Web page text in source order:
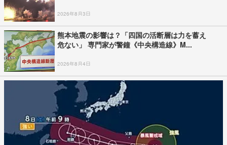
2026年8月3日
熊本地震の影響は？「四国の活断層は力を蓄え
危ない」 専門家が警鐘《中央構造線》M...
2026年8月4日